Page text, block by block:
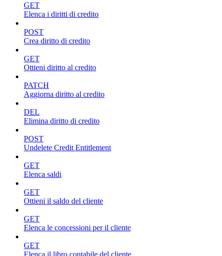
GET
Elenca i diritti di credito
POST
Crea diritto di credito
GET
Ottieni diritto al credito
PATCH
Aggiorna diritto al credito
DEL
Elimina diritto di credito
POST
Undelete Credit Entitlement
GET
Elenca saldi
GET
Ottieni il saldo del cliente
GET
Elenca le concessioni per il cliente
GET
Elenca il libro contabile del cliente